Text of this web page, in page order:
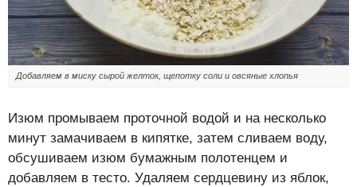
Добавляем в миску сырой желток, щепотку соли и овсяные хлопья
Изюм промываем проточной водой и на несколько
минут замачиваем в кипятке, затем сливаем воду,
обсушиваем изюм бумажным полотенцем и
добавляем в тесто. Удаляем сердцевину из яблок,